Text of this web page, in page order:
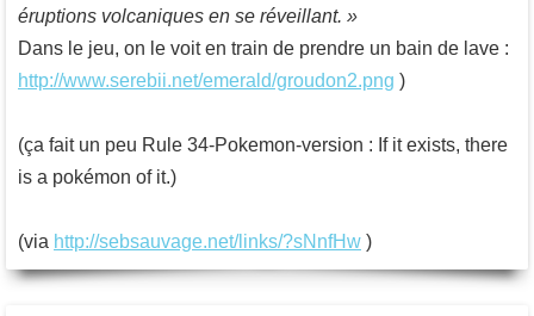
éruptions volcaniques en se réveillant. »
Dans le jeu, on le voit en train de prendre un bain de lave :
http://www.serebii.net/emerald/groudon2.png )
(ça fait un peu Rule 34-Pokemon-version : If it exists, there
is a pokémon of it.)
(via http://sebsauvage.net/links/?sNnfHw )